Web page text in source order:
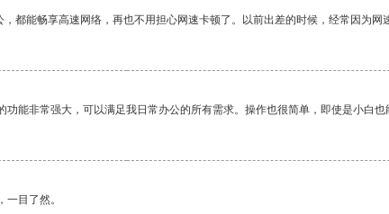
都能畅享高速网络，再也不用担心网速卡顿了。以前出差的时候，经常因为网
能非常强大，可以满足我日常办公的所有需求。操作也很简单，即使是小白也
目了然。